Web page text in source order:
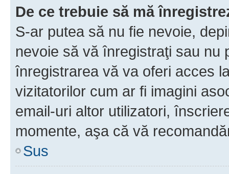
De ce trebuie să mă
S-ar putea să nu fie nevoie,
nevoie să vă înregistraţi sau nu
înregistrarea vă va oferi acces
vizitatorilor cum ar fi imagini
email-uri altor utilizatori,
momente, aşa că vă
Sus